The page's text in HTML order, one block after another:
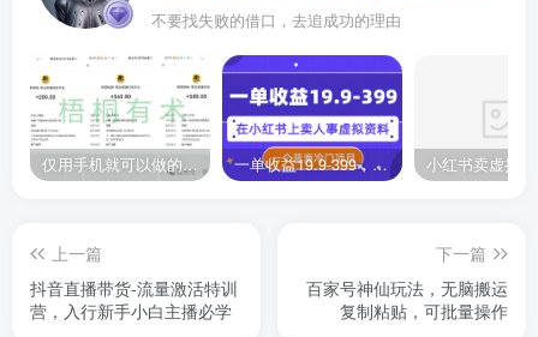
不要找失败的借口，去追成功的理由
仅用手机就可以做的小项目，当天就能见钱，每天100-300 一单收益19.9-399，一个蓝海冷门项目，在小红书上卖人事虚拟资料
上一篇
抖音直播带货-流量激活特训
营，入行新手小白主播必学
下一篇
百家号神仙玩法，无脑搬运
复制粘贴，可批量操作